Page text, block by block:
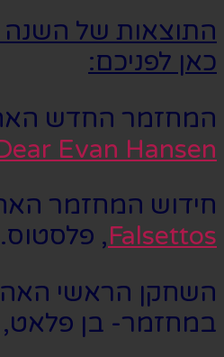
התוצאות של השנה
כאן לפניכם:
המחזמר החדש
Evan Hansen
חידוש המחזמר
Falsettos, פלסטוס.
השחקן הראשי
במחזמר- בן פלאט,